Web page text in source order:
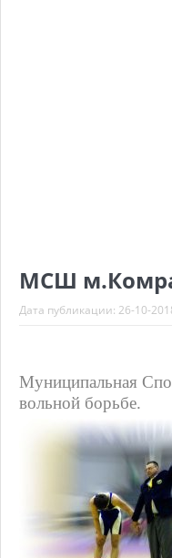
МСШ
Дата публикации: 26-10-
Муниципальная
вольной борьбе.